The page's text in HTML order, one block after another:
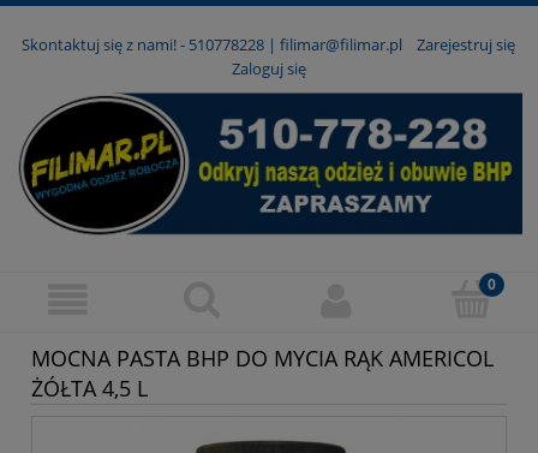
Skontaktuj się z nami! - 510778228 | filimar@filimar.pl
Zarejestruj się
Zaloguj się
MOCNA PASTA BHP DO MYCIA RĄK AMERICOL
ŻÓŁTA 4,5 L